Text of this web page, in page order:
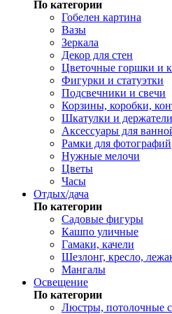
По категории
Гобелен картина
Вазы
Зеркала
Декор для стен
Цветочные горшки и
Фигурки и статуэтки
Подсвечники и свечи
Корзины, коробки,
Шкатулки и держатели
Аксессуары для
Рамки для фотографий
Нужные мелочи
Цветы
Часы
Отдых/дача
По категории
Садовые фигуры
Кашпо уличные
Гамаки, качели
Шезлонг, кресло,
Мангалы
Освещение
По категории
Люстры, потолочные